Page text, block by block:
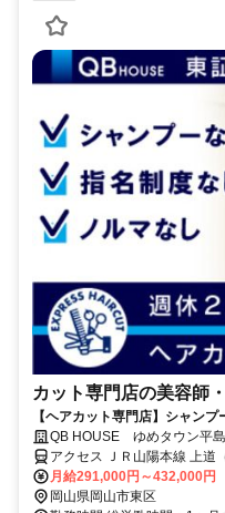
カット専門店の美容師
【ヘアカット専門店】シャン
週休2日⇒希望休月3日OK！＜
QB HOUSE ゆめタウン平
アクセス ＪＲ山陽本線 上道
戸南口徒歩約43分、ＪＲ赤
月給291,000円～432,000円
岡山県岡山市東区